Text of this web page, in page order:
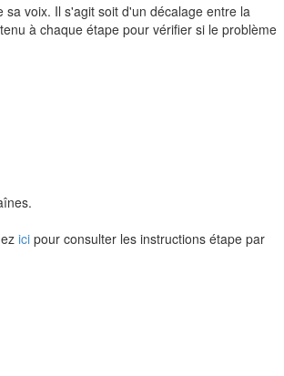
voix. Il s'agit soit d'un décalage entre la
à chaque étape pour vérifier si le problème
ici pour consulter les instructions étape par